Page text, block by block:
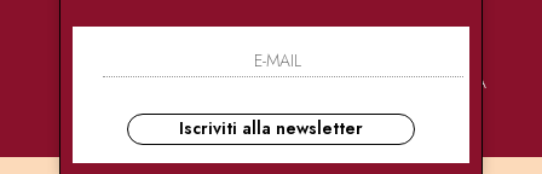
PAGAMENTI
CONSEGNE
ULTRA RAPIDE
ASSISTENZA
Iscriviti alla newsletter